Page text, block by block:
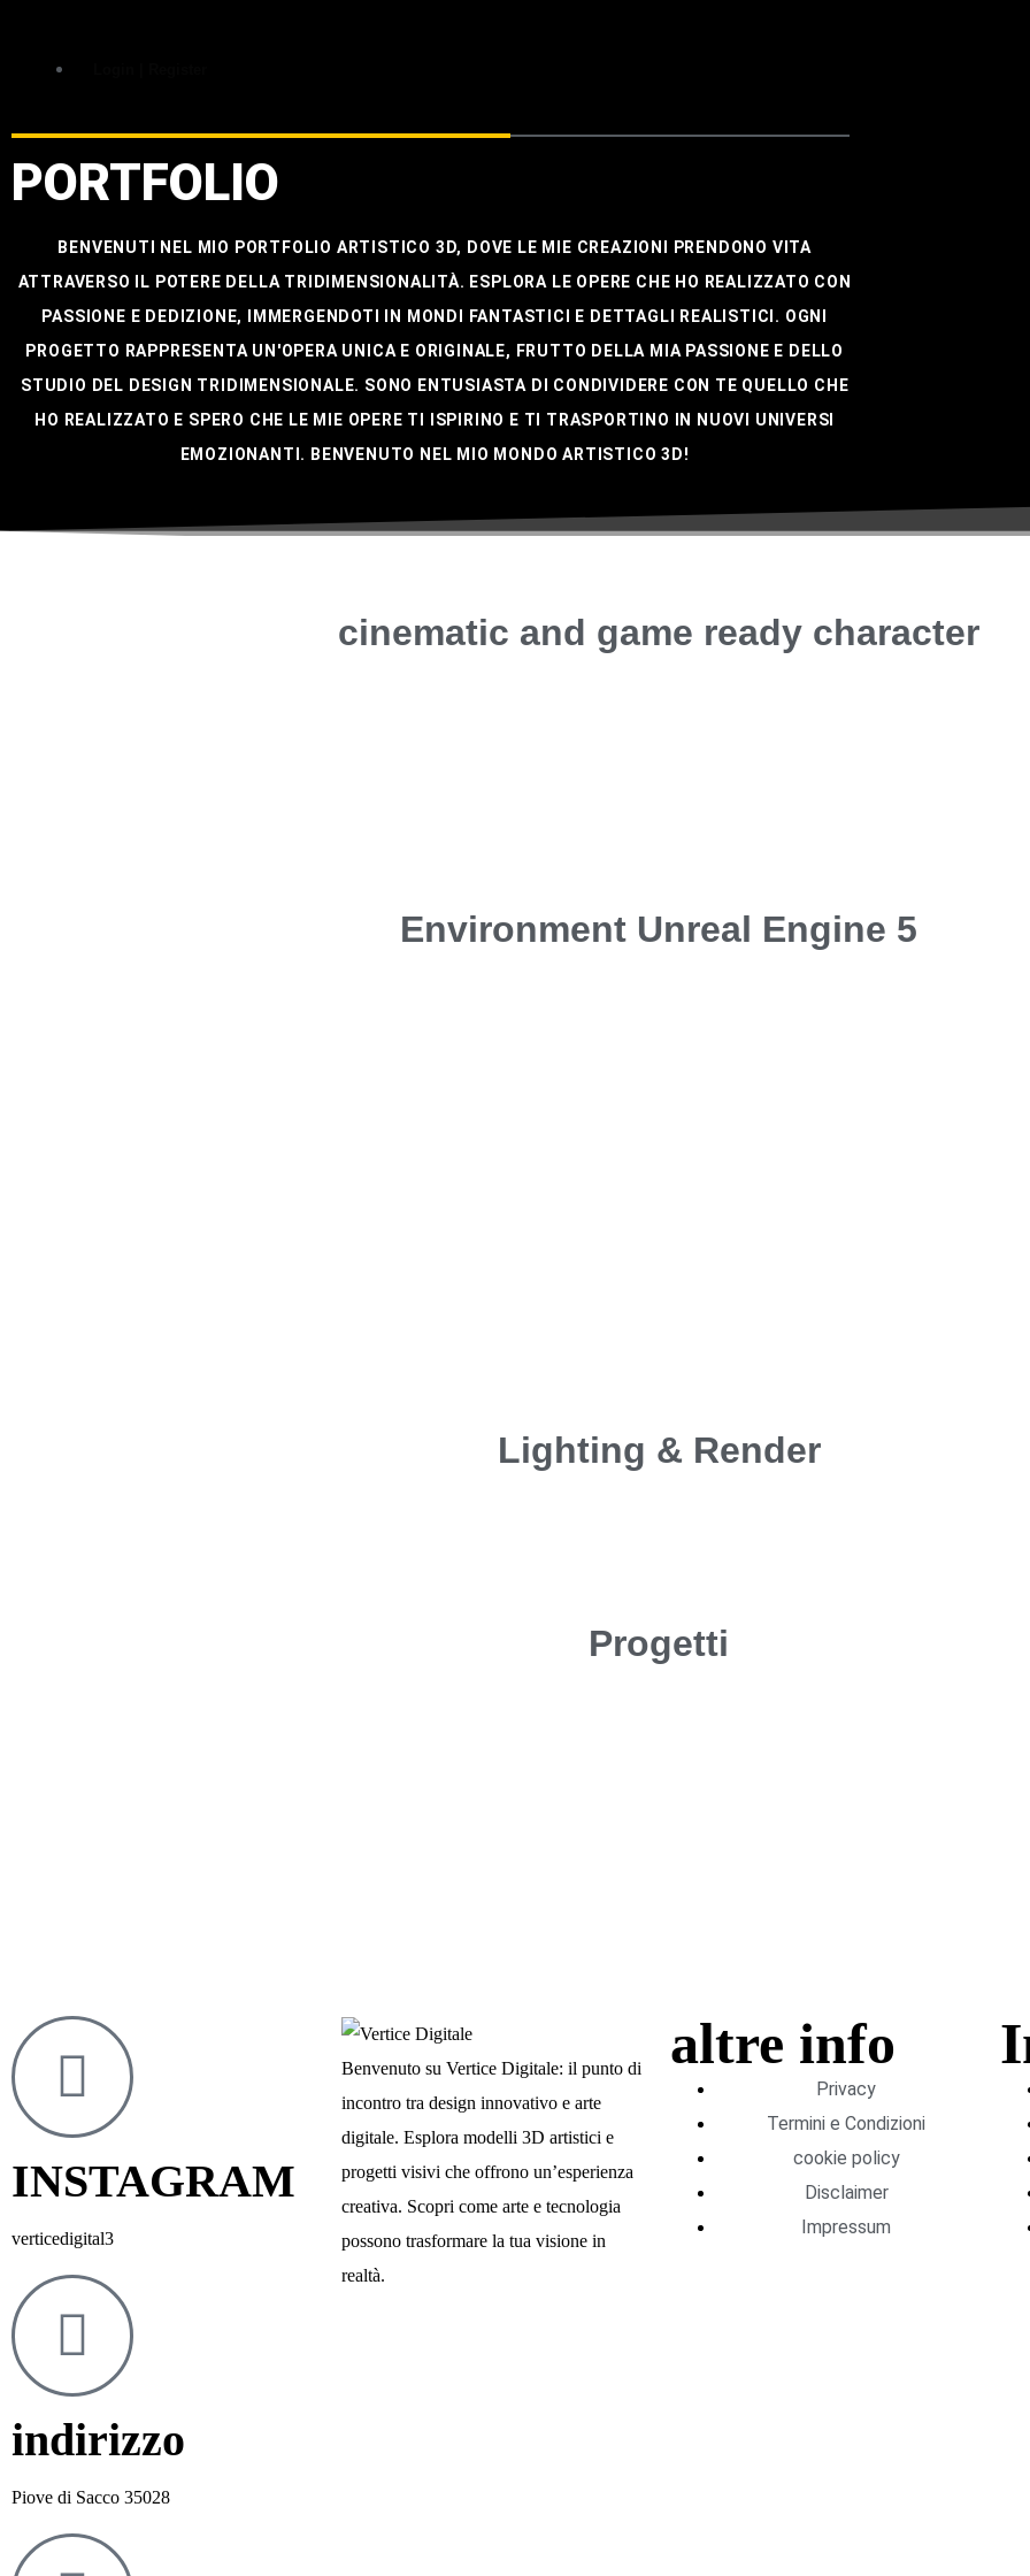
PORTFOLIO
BENVENUTI NEL MIO PORTFOLIO ARTISTICO 3D, DOVE LE MIE CREAZIONI PRENDONO VITA
ATTRAVERSO IL POTERE DELLA TRIDIMENSIONALITÀ. ESPLORA LE OPERE CHE HO REALIZZATO CON
PASSIONE E DEDIZIONE, IMMERGENDOTI IN MONDI FANTASTICI E DETTAGLI REALISTICI. OGNI
PROGETTO RAPPRESENTA UN'OPERA UNICA E ORIGINALE, FRUTTO DELLA MIA PASSIONE E DELLO
STUDIO DEL DESIGN TRIDIMENSIONALE. SONO ENTUSIASTA DI CONDIVIDERE CON TE QUELLO CHE
HO REALIZZATO E SPERO CHE LE MIE OPERE TI ISPIRINO E TI TRASPORTINO IN NUOVI UNIVERSI
EMOZIONANTI. BENVENUTO NEL MIO MONDO ARTISTICO 3D!
cinematic and game ready character
Environment Unreal Engine 5
Lighting & Render
Progetti
INSTAGRAM
verticedigital3
indirizzo
Piove di Sacco 35028
Benvenuto su Vertice Digitale: il punto di
incontro tra design innovativo e arte
digitale. Esplora modelli 3D artistici e
progetti visivi che offrono un’esperienza
creativa. Scopri come arte e tecnologia
possono trasformare la tua visione in
realtà.
altre info
Privacy
Termini e Condizioni
cookie policy
Disclaimer
Impressum